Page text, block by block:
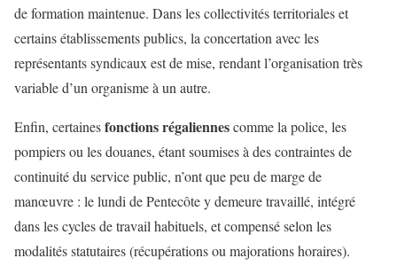
de formation maintenue. Dans les collectivités territoriales et
certains établissements publics, la concertation avec les
représentants syndicaux est de mise, rendant l’organisation très
variable d’un organisme à un autre.
Enfin, certainesfonctions régaliennescomme la police, les
pompiers ou les douanes, étant soumises à des contraintes de
continuité du service public, n’ont que peu de marge de
manœuvre : le lundi de Pentecôte y demeure travaillé, intégré
dans les cycles de travail habituels, et compensé selon les
modalités statutaires (récupérations ou majorations horaires).